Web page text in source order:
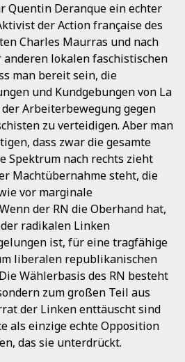
Quentin Deranque ein echter
der Action française des
Charles Maurras und nach
lokalen faschistischen
man bereit sein, die
und Kundgebungen von La
Arbeiterbewegung gegen
zu verteidigen. Aber man
dass zwar die gesamte
Spektrum nach rechts zieht
Machtübernahme steht, die
vor marginale
der RN die Oberhand hat,
radikalen Linken
ist, für eine tragfähige
liberalen republikanischen
Wählerbasis des RN besteht
zum großen Teil aus
der Linken enttäuscht sind
als einzige echte Opposition
das sie unterdrückt.